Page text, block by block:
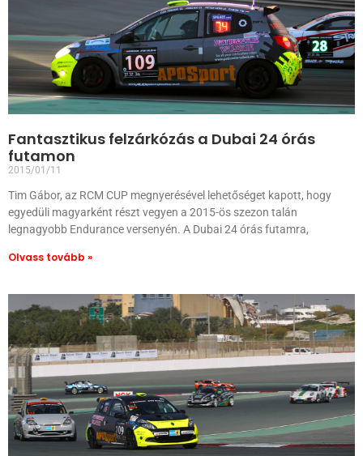
Fantasztikus felzárkózás a Dubai 24 órás
futamon
2015/01/11
Tim Gábor, az RCM CUP megnyerésével lehetőséget kapott, hogy
egyedüli magyarként részt vegyen a 2015-ös szezon talán
legnagyobb Endurance versenyén. A Dubai 24 órás futamra,
Olvass tovább »